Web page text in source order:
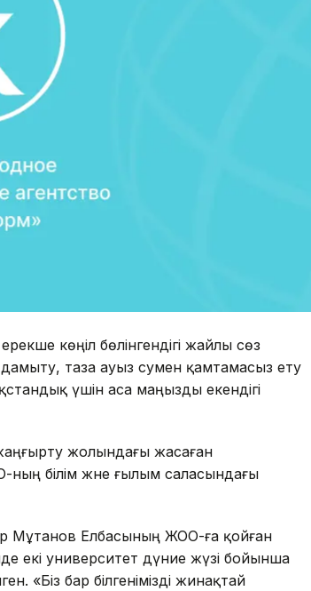
көңіл бөлінгендігі жайлы сөз
дамыту, таза ауыз сумен қамтамасыз ету
үшін аса маңызды екендігі
жолындағы жасаған
білім және ғылым саласындағы
Мұтанов Елбасының ЖОО-ға қойған
екі университет дүние жүзі бойынша
«Біз бар білгенімізді жинақтай